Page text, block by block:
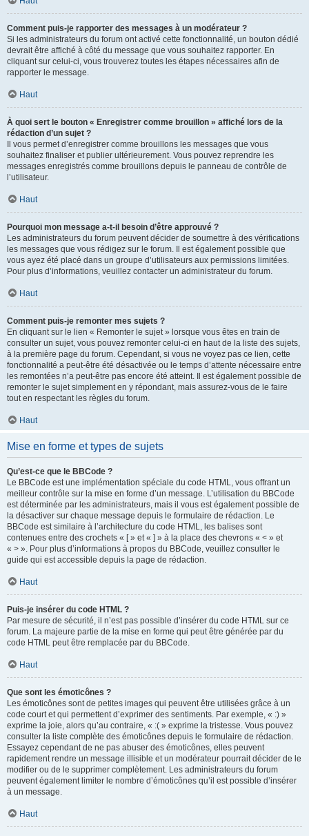
Comment puis-je rapporter des messages à un modérateur ?
Si les administrateurs du forum ont activé cette fonctionnalité, un bouton dédié
devrait être affiché à côté du message que vous souhaitez rapporter. En
cliquant sur celui-ci, vous trouverez toutes les étapes nécessaires afin de
rapporter le message.
Haut
À quoi sert le bouton « Enregistrer comme brouillon » affiché lors de la
rédaction d’un sujet ?
Il vous permet d’enregistrer comme brouillons les messages que vous
souhaitez finaliser et publier ultérieurement. Vous pouvez reprendre les
messages enregistrés comme brouillons depuis le panneau de contrôle de
l’utilisateur.
Haut
Pourquoi mon message a-t-il besoin d’être approuvé ?
Les administrateurs du forum peuvent décider de soumettre à des vérifications
les messages que vous rédigez sur le forum. Il est également possible que
vous ayez été placé dans un groupe d’utilisateurs aux permissions limitées.
Pour plus d’informations, veuillez contacter un administrateur du forum.
Haut
Comment puis-je remonter mes sujets ?
En cliquant sur le lien « Remonter le sujet » lorsque vous êtes en train de
consulter un sujet, vous pouvez remonter celui-ci en haut de la liste des sujets,
à la première page du forum. Cependant, si vous ne voyez pas ce lien, cette
fonctionnalité a peut-être été désactivée ou le temps d’attente nécessaire entre
les remontées n’a peut-être pas encore été atteint. Il est également possible de
remonter le sujet simplement en y répondant, mais assurez-vous de le faire
tout en respectant les règles du forum.
Haut
Mise en forme et types de sujets
Qu’est-ce que le BBCode ?
Le BBCode est une implémentation spéciale du code HTML, vous offrant un
meilleur contrôle sur la mise en forme d’un message. L’utilisation du BBCode
est déterminée par les administrateurs, mais il vous est également possible de
la désactiver sur chaque message depuis le formulaire de rédaction. Le
BBCode est similaire à l’architecture du code HTML, les balises sont
contenues entre des crochets « [ » et « ] » à la place des chevrons « < » et
« > ». Pour plus d’informations à propos du BBCode, veuillez consulter le
guide qui est accessible depuis la page de rédaction.
Haut
Puis-je insérer du code HTML ?
Par mesure de sécurité, il n’est pas possible d’insérer du code HTML sur ce
forum. La majeure partie de la mise en forme qui peut être générée par du
code HTML peut être remplacée par du BBCode.
Haut
Que sont les émoticônes ?
Les émoticônes sont de petites images qui peuvent être utilisées grâce à un
code court et qui permettent d’exprimer des sentiments. Par exemple, « :) »
exprime la joie, alors qu’au contraire, « :( » exprime la tristesse. Vous pouvez
consulter la liste complète des émoticônes depuis le formulaire de rédaction.
Essayez cependant de ne pas abuser des émoticônes, elles peuvent
rapidement rendre un message illisible et un modérateur pourrait décider de le
modifier ou de le supprimer complètement. Les administrateurs du forum
peuvent également limiter le nombre d’émoticônes qu’il est possible d’insérer
à un message.
Haut